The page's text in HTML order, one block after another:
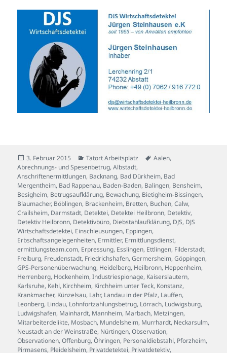
Veröffentlicht
am
3. Februar 2015 Kategorien
Tatort Arbeitsplatz Schlagwörter
Aalen,
Abrechnungs- und Spesenbetrug,Albstadt,
Anschriftenermittlungen, Backnang, Bad Dürkheim, Bad
Mergentheim, Bad Rappenau, Baden-Baden, Balingen, Bensheim,
Besigheim, Betrugsaufklärung, Bewachung, Bietigheim-Bissingen,
Blaumacher, Böblingen, Brackenheim, Bretten, Buchen,Calw,
Crailsheim, Darmstadt, Detektei, Detektei Heilbronn, Detektiv,
Detektiv Heilbronn, Detektivbüro, Diebstahlaufklärung, DJS, DJS
Wirtschaftsdetektei, Einschleusungen, Eppingen,
Erbschaftsangelegenheiten, Ermittler, Ermittlungsdienst,
ermittlungsteam.com, Erpressung, Esslingen, Ettlingen, Filderstadt,
Freiburg, Freudenstadt, Friedrichshafen,Germersheim,Göppingen,
GPS-Personenüberwachung, Heidelberg, Heilbronn, Heppenheim,
Herrenberg, Hockenheim,Industriespionage, Kaiserslautern,
Karlsruhe, Kehl, Kirchheim, Kirchheim unter Teck, Konstanz,
Krankmacher, Künzelsau, Lahr, Landau in der Pfalz, Lauffen,
Leonberg, Lindau, Lohnfortzahlungsbetrug, Lörrach, Ludwigsburg,
Ludwigshafen, Mainhardt, Mannheim, Marbach, Metzingen,
Mitarbeiterdelikte, Mosbach, Mundelsheim, Murrhardt, Neckarsulm,
Neustadt an der Weinstraße, Nürtingen,Observation,
Observationen,Offenburg,Öhringen, Personaldiebstahl, Pforzheim,
Pirmasens, Pleidelsheim, Privatdetektei, Privatdetektiv,